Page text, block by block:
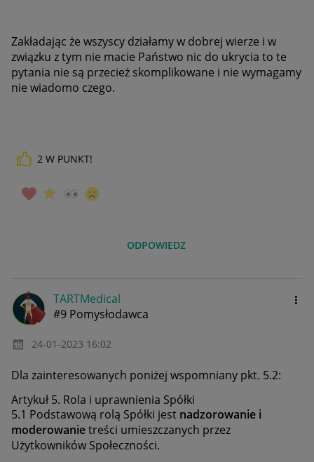
Zakładając że wszyscy działamy w dobrej wierze i w
związku z tym nie macie Państwo nic do ukrycia to te
pytania nie są przecież skomplikowane i nie wymagamy
nie wiadomo czego.
2 W PUNKT!
ODPOWIEDZ
TARTMedical
#9 Pomysłodawca
‎24-01-2023 16:02
Dla zainteresowanych poniżej wspomniany pkt. 5.2:
Artykuł 5. Rola i uprawnienia Spółki
5.1 Podstawową rolą Spółki jest nadzorowanie i
moderowanietreści umieszczanych przez
Użytkowników Społeczności.